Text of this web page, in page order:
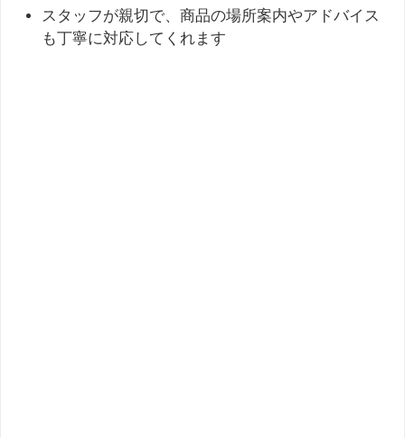
スタッフが親切で、商品の場所案内やアドバイス
も丁寧に対応してくれます